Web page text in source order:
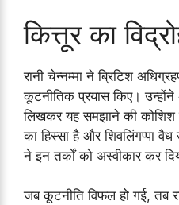
कित्तूर का
रानी चेन्नम्मा ने ब्रिटिश
कूटनीतिक प्रयास किए।
लिखकर यह समझाने की कोशिश
का हिस्सा है और शिवलिंगप्पा
ने इन तर्कों को अस्वीकार कर
जब कूटनीति विफल हो गई, तब